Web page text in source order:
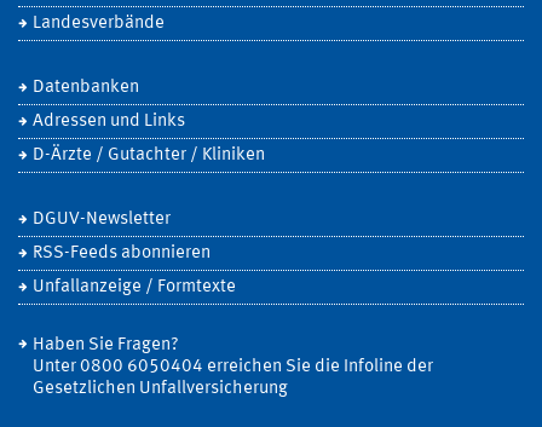
Landesverbände
Datenbanken
Adressen und Links
D-Ärzte / Gutachter / Kliniken
DGUV-Newsletter
RSS-Feeds abonnieren
Unfallanzeige / Formtexte
Haben Sie Fragen?
Unter 0800 6050404 erreichen Sie die Infoline der
Gesetzlichen Unfallversicherung